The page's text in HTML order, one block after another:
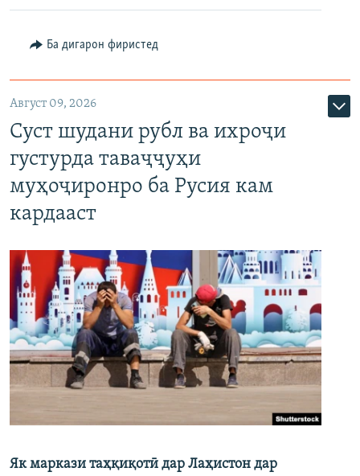
Ба дигарон фиристед
Август 09, 2026
Суст шудани рубл ва ихроҷи
густурда таваҷҷуҳи
муҳоҷиронро ба Русия кам
кардааст
Як маркази таҳқиқотӣ дар Лаҳистон дар